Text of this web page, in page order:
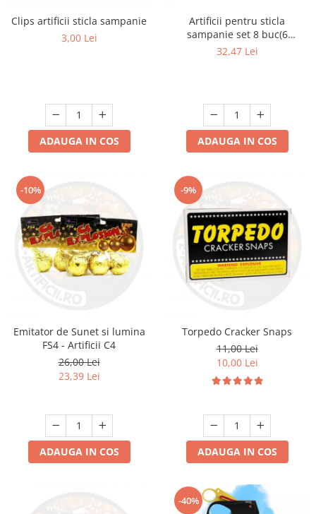
Clips artificii sticla sampanie
3,00 Lei
ADAUGA IN COS
Artificii pentru sticla
sampanie set 8 buc(6
artificii+2cleme)
32,47 Lei
ADAUGA IN COS
-10%
Emitator de Sunet si lumina
FS4 - Artificii C4
26,00 Lei
23,39 Lei
ADAUGA IN COS
-9%
Torpedo Cracker Snaps
11,00 Lei
10,00 Lei
ADAUGA IN COS
-40%